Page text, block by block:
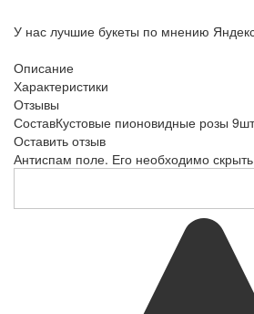
У нас лучшие букеты по мнению
Описание
Характеристики
Отзывы
СоставКустовые пионовидные розы
Оставить отзыв
Антиспам поле. Его необходимо